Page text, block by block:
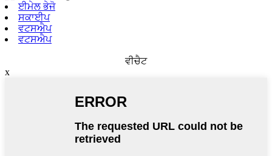
ਈਮੇਲ ਭੇਜੋ
ਸਕਾਈਪ
ਵਟਸਐਪ
ਵਟਸਐਪ
ਵੀਚੈਟ
x